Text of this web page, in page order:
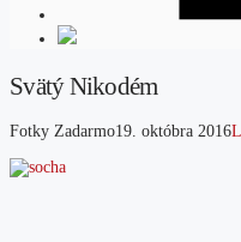
Svätý Nikodém
Fotky Zadarmo19. októbra 2016